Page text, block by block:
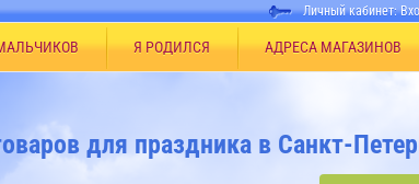
Личный кабинет:
Я РОДИЛСЯ АДРЕСА МАГАЗИНОВ
для праздника в Санкт-